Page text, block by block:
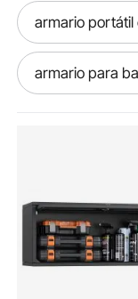
armario portátil
armario para
armario
armario